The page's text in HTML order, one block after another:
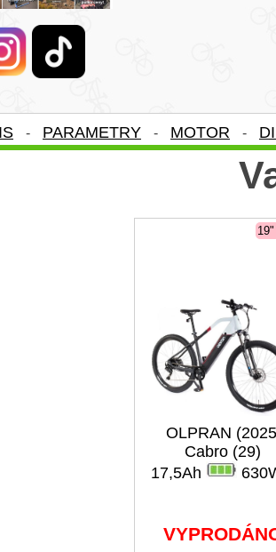
- PARAMETRY - MOTOR -
OLPRAN
Cabro (29)
17,5Ah